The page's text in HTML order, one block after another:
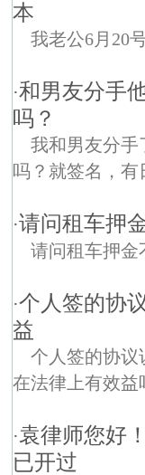
本
我老公6月20
·和男友分手
吗？
我和男友分手
吗？就签名，
·请问租车押
请问租车押金
·个人签的协
益
个人签的协议
在法律上有效益
·袁律师您好
已开过